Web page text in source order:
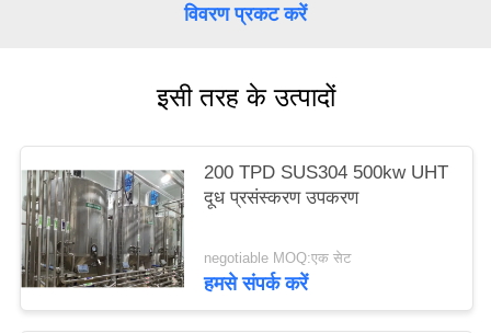
विवरण प्रकट करें
इसी तरह के उत्पादों
200 TPD SUS304 500kw UHT
दूध प्रसंस्करण उपकरण
negotiable MOQ:एक सेट
हमसे संपर्क करें